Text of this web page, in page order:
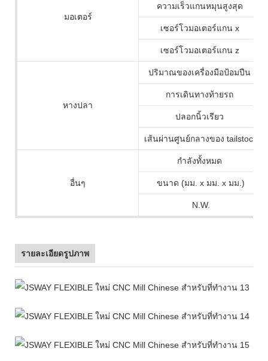
มอเตอร์
ความเร็วแกนหมุนสูงสุด
เซอร์โวมอเตอร์แกน x
เซอร์โวมอเตอร์แกน z
หางปลา
ปริมาณของเครื่องมือป้อมปืน
การเดินทางท้ายรถ
ปลอกนิ้วเรียว
เส้นผ่านศูนย์กลางของ tailstock
อื่นๆ
กำลังทั้งหมด
ขนาด (มม. x มม. x มม.)
N.W.
รายละเอียดรูปภาพ